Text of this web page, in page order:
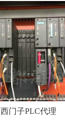
西门子PLC代理